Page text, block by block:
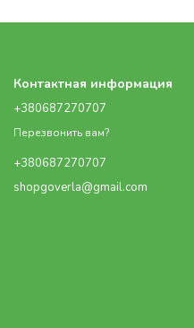
Контактная информация
+380687270707
Перезвонить вам?
+380687270707
shopgoverla@gmail.com